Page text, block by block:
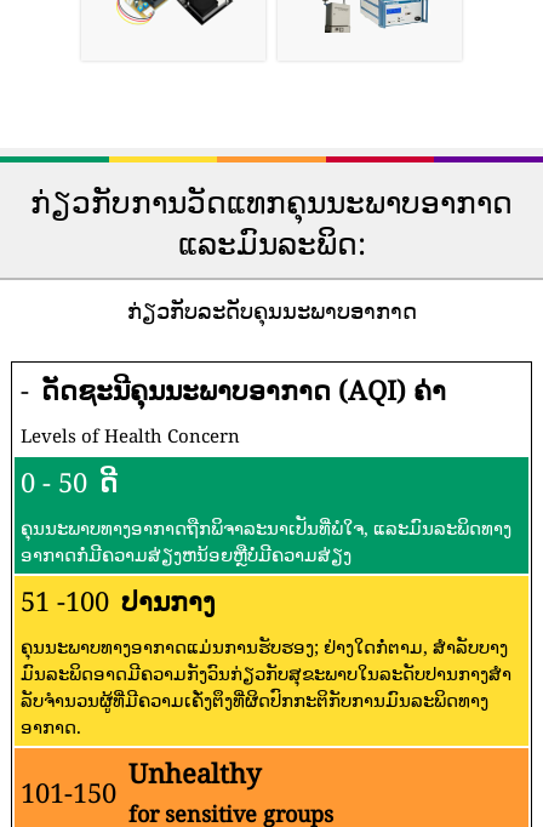
ກ່ຽວກັບການວັດແທກຄຸນນະພາບອາກາດ
ແລະມົນລະພິດ:
ກ່ຽວກັບລະດັບຄຸນນະພາບອາກາດ
- ດັດຊະນີຄຸນນະພາບອາກາດ (AQI) ຄ່າ
Levels of Health Concern
0 - 50 ດີ
ຄຸນນະພາບທາງອາກາດຖືກພິຈາລະນາເປັນທີ່ພໍໃຈ, ແລະມົນລະພິດທາງ
ອາກາດກໍ່ມີຄວາມສ່ຽງຫນ້ອຍຫຼືບໍ່ມີຄວາມສ່ຽງ
51 -100 ປານກາງ
ຄຸນນະພາບທາງອາກາດແມ່ນການຮັບຮອງ; ຢ່າງໃດກໍ່ຕາມ, ສໍາລັບບາງ
ມົນລະພິດອາດມີຄວາມກັງວົນກ່ຽວກັບສຸຂະພາບໃນລະດັບປານກາງສໍາ
ລັບຈໍານວນຜູ້ທີ່ມີຄວາມເຄັ່ງຕຶງທີ່ຜິດປົກກະຕິກັບການມົນລະພິດທາງ
ອາກາດ.
101-150
Unhealthy
for sensitive groups